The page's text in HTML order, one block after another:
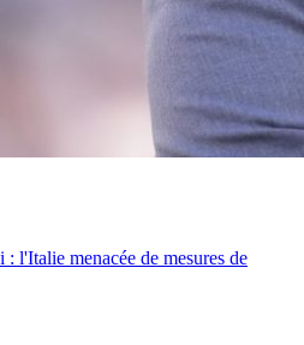
l'Italie menacée de mesures de